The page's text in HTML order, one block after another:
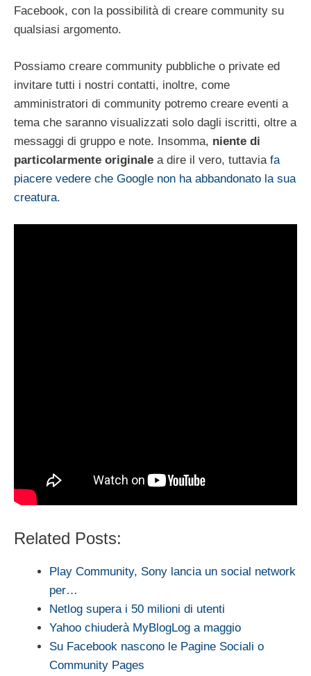
Facebook, con la possibilità di creare community su
qualsiasi argomento.
Possiamo creare community pubbliche o private ed
invitare tutti i nostri contatti, inoltre, come
amministratori di community potremo creare eventi a
tema che saranno visualizzati solo dagli iscritti, oltre a
messaggi di gruppo e note. Insomma, niente di
particolarmente originale a dire il vero, tuttavia fa
piacere vedere che Google non ha abbandonato la sua
creatura.
Related Posts:
Play Community, Sony lancia un social network
per…
Netlog supera i 50 milioni di utenti
Yahoo chiuderà MyBlogLog a maggio
Su Facebook nascono le Pagine Sociali o
Community Pages